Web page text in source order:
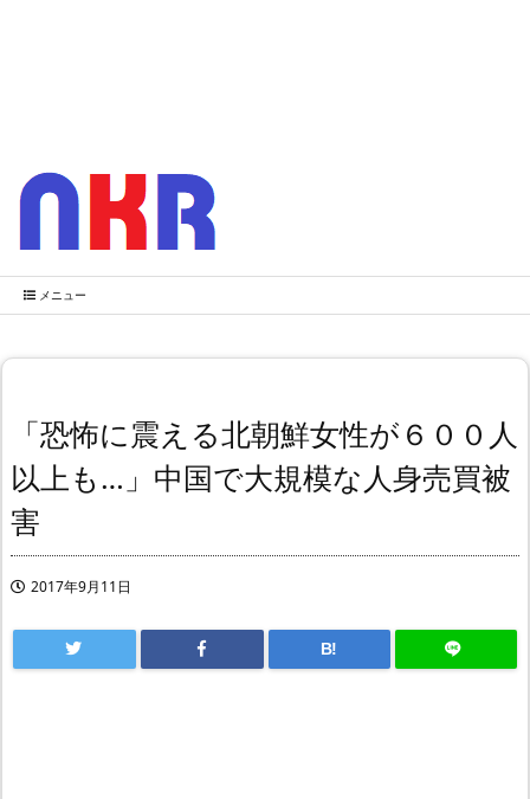
メニュー
「恐怖に震える北朝鮮女性が６００人
以上も…」中国で大規模な人身売買被
害
2017年9月11日
B!